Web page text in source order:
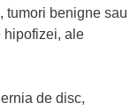
tumori benigne sau
hipofizei, ale
de disc,